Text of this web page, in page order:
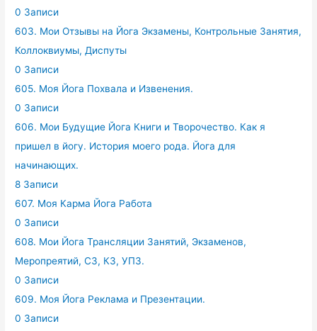
0 Записи
603. Мои Отзывы на Йога Экзамены, Контрольные Занятия,
Коллоквиумы, Диспуты
0 Записи
605. Моя Йога Похвала и Извенения.
0 Записи
606. Мои Будущие Йога Книги и Творочество. Как я
пришел в йогу. История моего рода. Йога для
начинающих.
8 Записи
607. Моя Карма Йога Работа
0 Записи
608. Мои Йога Трансляции Занятий, Экзаменов,
Меропреятий, СЗ, КЗ, УПЗ.
0 Записи
609. Моя Йога Реклама и Презентации.
0 Записи